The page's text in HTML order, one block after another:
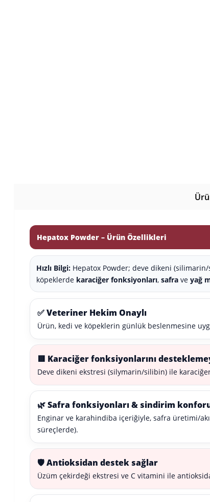
Hepatox Powder – Ürün Özellikleri
Hızlı Bilgi: Hepatox Powder; deve dikeni
köpeklerde karaciğer fonksiyonları, safra ve yağ
✅ Veteriner Hekim Onaylı
Ürün, kedi ve köpeklerin günlük beslenmesine
🟥 Karaciğer fonksiyonlarını
Deve dikeni ekstresi (silymarin/silibin) ile
🌿 Safra fonksiyonları & sindirim
Enginar ve karahindiba içeriğiyle, safra üretimi/
süreçlerde).
🛡️ Antioksidan destek sağlar
Üzüm çekirdeği ekstresi ve C vitamini ile